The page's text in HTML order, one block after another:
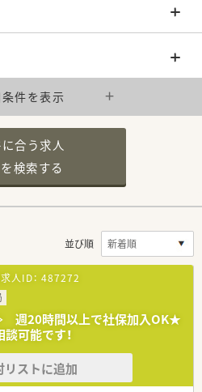
件を表示
合う求人
検索する
並び順
人ID： 487272
週20時間以上で社保加入OK★
可能です！
リストに追加